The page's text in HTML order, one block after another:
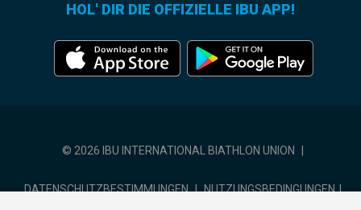
HOL' DIR DIE OFFIZIELLE IBU APP!
© 2026 IBU INTERNATIONAL BIATHLON UNION
DATENSCHUTZBESTIMMUNGEN | NUTZUNGSBEDINGUNGEN |